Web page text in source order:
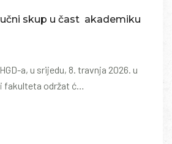
skup u čast akademiku
a, u srijedu, 8. travnja 2026. u
fakulteta održat ć…